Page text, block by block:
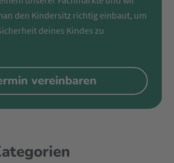
den Kindersitz richtig einbaut, um
deines Kindes zu
vereinbaren